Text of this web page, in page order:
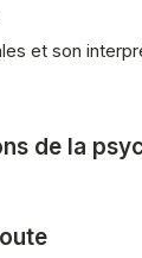
et son
de la